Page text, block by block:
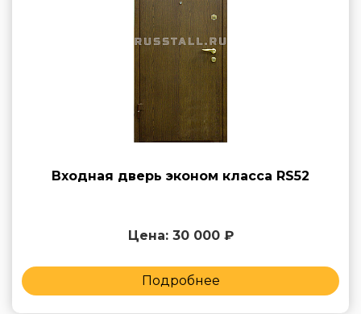
Входная дверь эконом класса RS52
Цена: 30 000 ₽
Подробнее